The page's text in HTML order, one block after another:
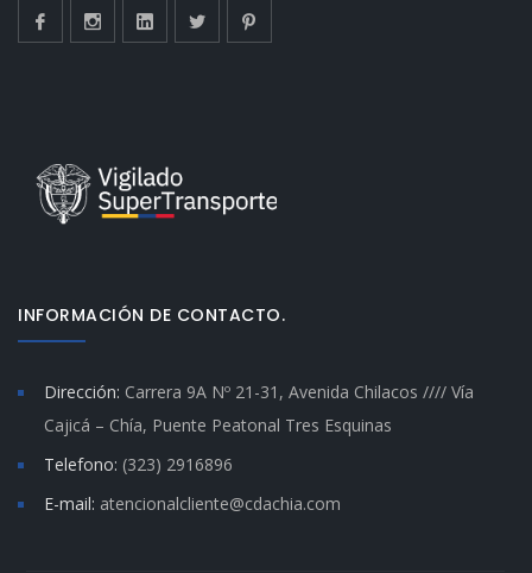
INFORMACIÓN DE CONTACTO.
Dirección: Carrera 9A Nº 21-31, Avenida Chilacos //// Vía
Cajicá – Chía, Puente Peatonal Tres Esquinas
Telefono: (323) 2916896
E-mail: atencionalcliente@cdachia.com